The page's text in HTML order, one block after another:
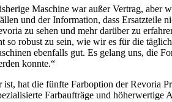
Maschine war außer Vertrag, aber
und der Information, dass
zu sehen und mehr darüber zu
so robust zu sein, wie wir es für die
ebenfalls gut. Es gelang uns, die
konnte.“
hat die fünfte Farboption der Revoria
Farbaufträge und